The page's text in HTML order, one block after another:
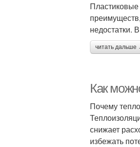
недостатки.
читать дальше
Как
Почему
снижает
избежать